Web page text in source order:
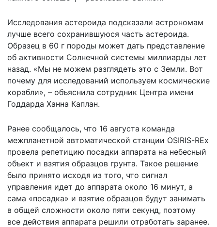
Исследования астероида подсказали астрономам
лучше всего сохранившуюся часть астероида.
Образец в 60 г породы может дать представление
об активности Солнечной системы миллиарды лет
назад. «Мы не можем разглядеть это с Земли. Вот
почему для исследований используем космические
корабли», – объяснила сотрудник Центра имени
Годдарда Ханна Каплан.
Ранее сообщалось, что 16 августа команда
межпланетной автоматической станции OSIRIS-REx
провела репетицию посадки аппарата на небесный
объект и взятия образцов грунта. Такое решение
было принято исходя из того, что сигнал
управления идет до аппарата около 16 минут, а
сама «посадка» и взятие образцов будут занимать
в общей сложности около пяти секунд, поэтому
все действия аппарата решили отработать заранее.